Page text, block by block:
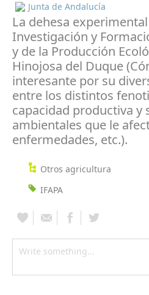
Junta de Andalucía
La dehesa
Investigación y
y de la Producción
Hinojosa del Duque
interesante por su
entre los distintos
capacidad productiva y
ambientales que le
enfermedades, etc.).
Otros agricultura
IFAPA